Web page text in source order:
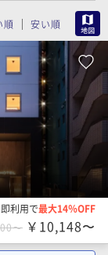
順 安い順
利用で最大14％OFF
〜 ￥10,148〜